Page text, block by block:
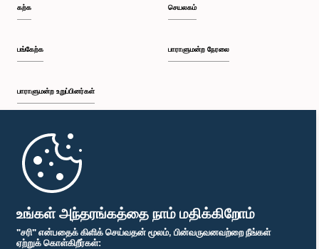
உங்கள் அந்தரங்கத்தை நாம் மதிக்கிறோம்
"சரி" என்பதைக் கிளிக் செய்வதன் மூலம், பின்வருவனவற்றை நீங்கள்
ஏற்றுக் கொள்கிறீர்கள்:
கற்க
பங்கேற்க
பாராளுமன்ற உறுப்பினர்கள்
முதற்பக்கம்
செயலகம்
பாராளுமன்ற நேரலை
பாராளுமன்ற கையடக்க செயலி